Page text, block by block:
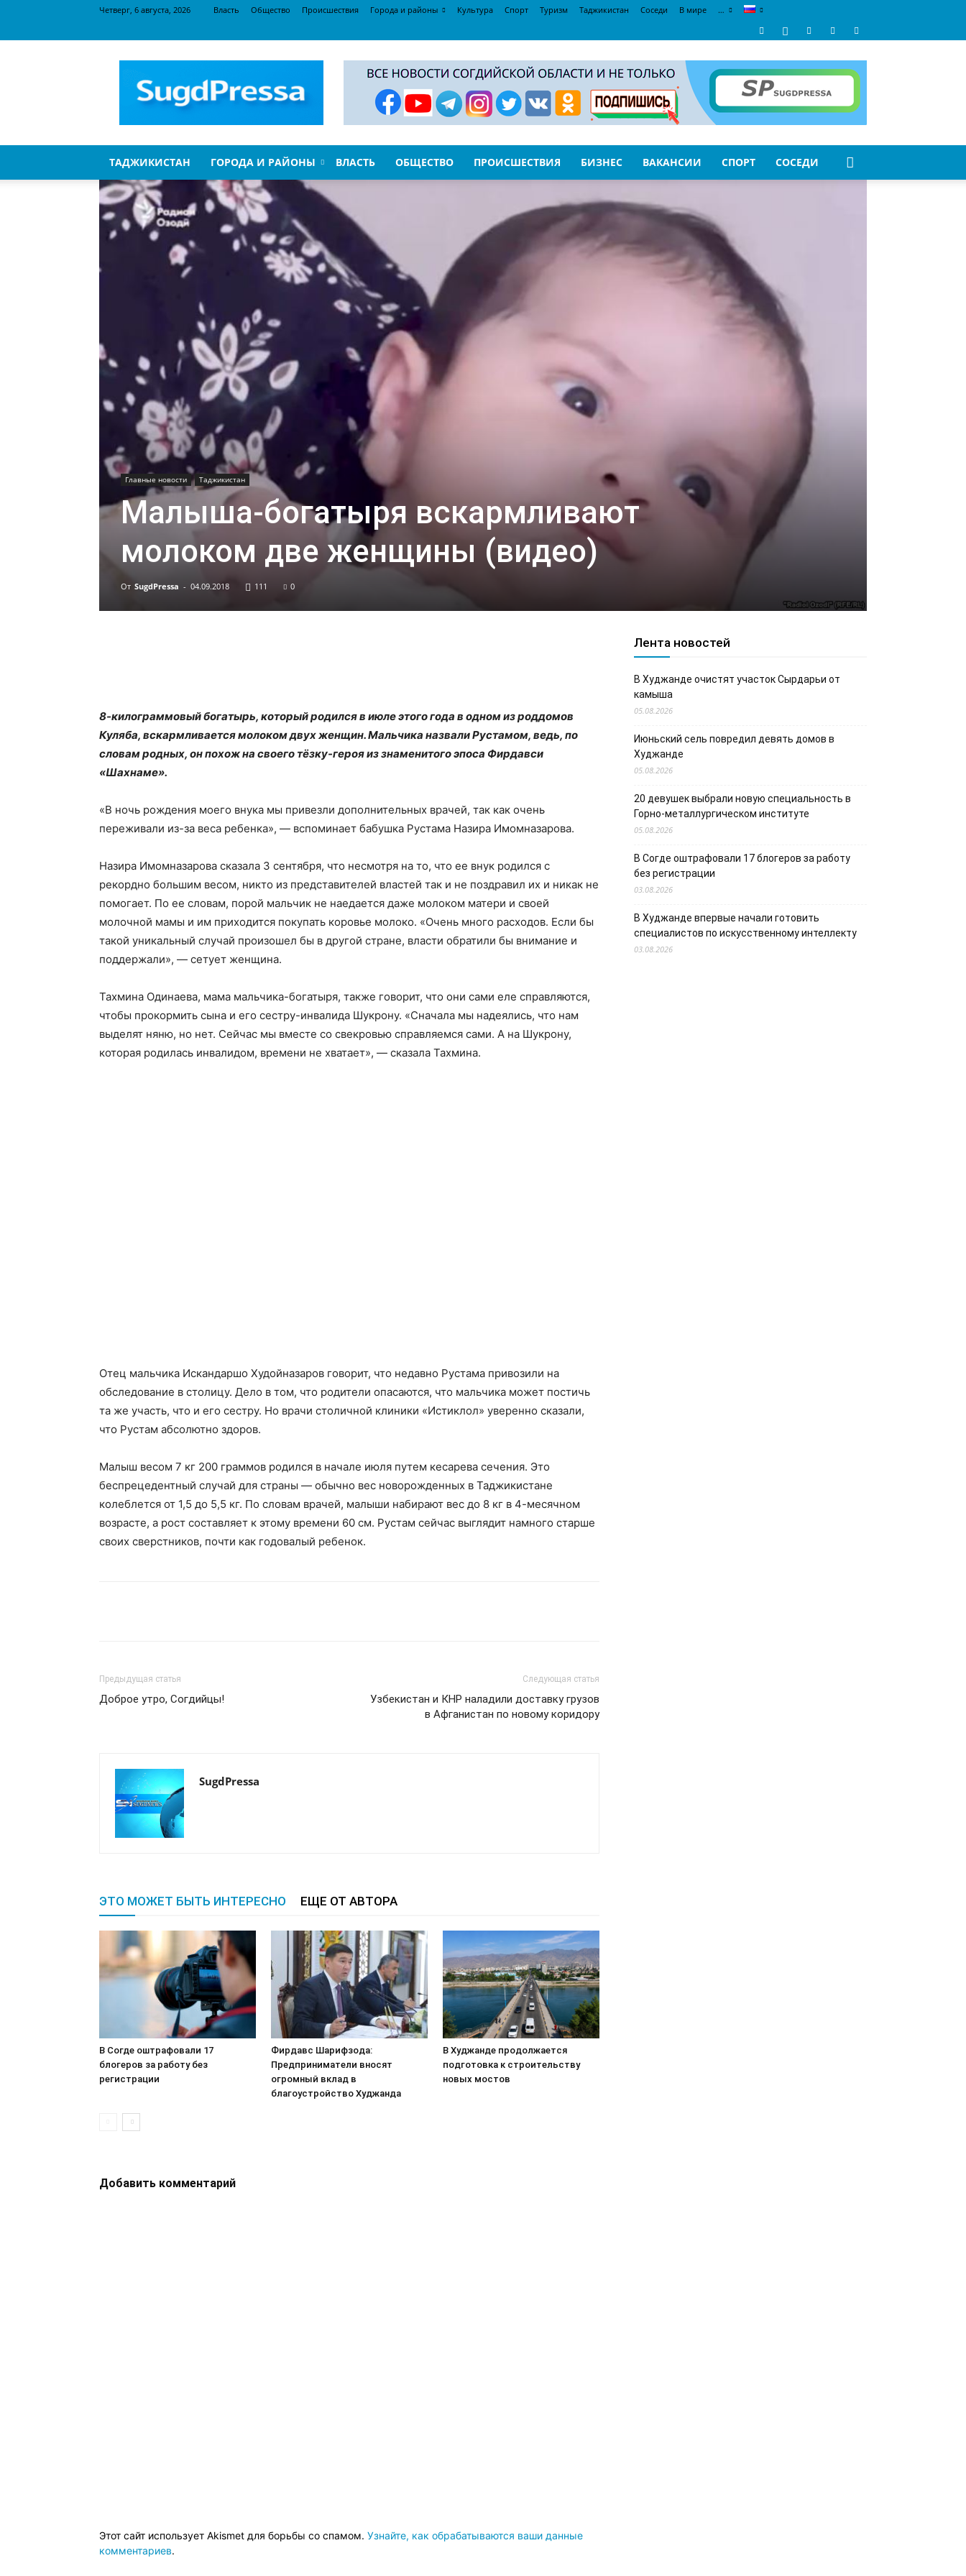
Четверг, 6 августа, 2026 Власть Общество Происшествия Города и районы Культура Спорт Туризм Таджикистан Соседи В мире …
ТАДЖИКИСТАН ГОРОДА И РАЙОНЫ ВЛАСТЬ ОБЩЕСТВО ПРОИСШЕСТВИЯ БИЗНЕС ВАКАНСИИ СПОРТ СОСЕДИ
Главные новости Таджикистан
Малыша-богатыря вскармливают
молоком две женщины (видео)
От SugdPressa - 04.09.2018 111 0
8-килограммовый богатырь, который родился в июле этого года в одном из роддомов
Куляба, вскармливается молоком двух женщин. Мальчика назвали Рустамом, ведь, по
словам родных, он похож на своего тёзку-героя из знаменитого эпоса Фирдавси
«Шахнаме».
«В ночь рождения моего внука мы привезли дополнительных врачей, так как очень
переживали из-за веса ребенка», — вспоминает бабушка Рустама Назира Имомназарова.
Назира Имомназарова сказала 3 сентября, что несмотря на то, что ее внук родился с
рекордно большим весом, никто из представителей властей так и не поздравил их и никак не
помогает. По ее словам, порой мальчик не наедается даже молоком матери и своей
молочной мамы и им приходится покупать коровье молоко. «Очень много расходов. Если бы
такой уникальный случай произошел бы в другой стране, власти обратили бы внимание и
поддержали», — сетует женщина.
Тахмина Одинаева, мама мальчика-богатыря, также говорит, что они сами еле справляются,
чтобы прокормить сына и его сестру-инвалида Шукрону. «Сначала мы надеялись, что нам
выделят няню, но нет. Сейчас мы вместе со свекровью справляемся сами. А на Шукрону,
которая родилась инвалидом, времени не хватает», — сказала Тахмина.
​Отец мальчика Искандаршо Худойназаров говорит, что недавно Рустама привозили на
обследование в столицу. Дело в том, что родители опасаются, что мальчика может постичь
та же участь, что и его сестру. Но врачи столичной клиники «Истиклол» уверенно сказали,
что Рустам абсолютно здоров.
Малыш весом 7 кг 200 граммов родился в начале июля путем кесарева сечения. Это
беспрецедентный случай для страны — обычно вес новорожденных в Таджикистане
колеблется от 1,5 до 5,5 кг. По словам врачей, малыши набирают вес до 8 кг в 4-месячном
возрасте, а рост составляет к этому времени 60 см. Рустам сейчас выглядит намного старше
своих сверстников, почти как годовалый ребенок.
Предыдущая статья
Доброе утро, Согдийцы!
Следующая статья
Узбекистан и КНР наладили доставку грузов
в Афганистан по новому коридору
SugdPressa
ЭТО МОЖЕТ БЫТЬ ИНТЕРЕСНО ЕЩЕ ОТ АВТОРА
В Согде оштрафовали 17
блогеров за работу без
регистрации
Фирдавс Шарифзода:
Предприниматели вносят
огромный вклад в
благоустройство Худжанда
В Худжанде продолжается
подготовка к строительству
новых мостов
Добавить комментарий
Этот сайт использует Akismet для борьбы со спамом. Узнайте, как обрабатываются ваши данные
комментариев.
Лента новостей
В Худжанде очистят участок Сырдарьи от
камыша
05.08.2026
Июньский сель повредил девять домов в
Худжанде
05.08.2026
20 девушек выбрали новую специальность в
Горно-металлургическом институте
05.08.2026
В Согде оштрафовали 17 блогеров за работу
без регистрации
03.08.2026
В Худжанде впервые начали готовить
специалистов по искусственному интеллекту
03.08.2026